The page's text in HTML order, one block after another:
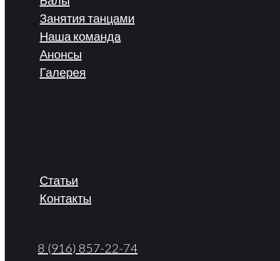
Занятия танцами
Наша команда
Анонсы
Галерея
Статьи
Контакты
8 (916) 857-22-74